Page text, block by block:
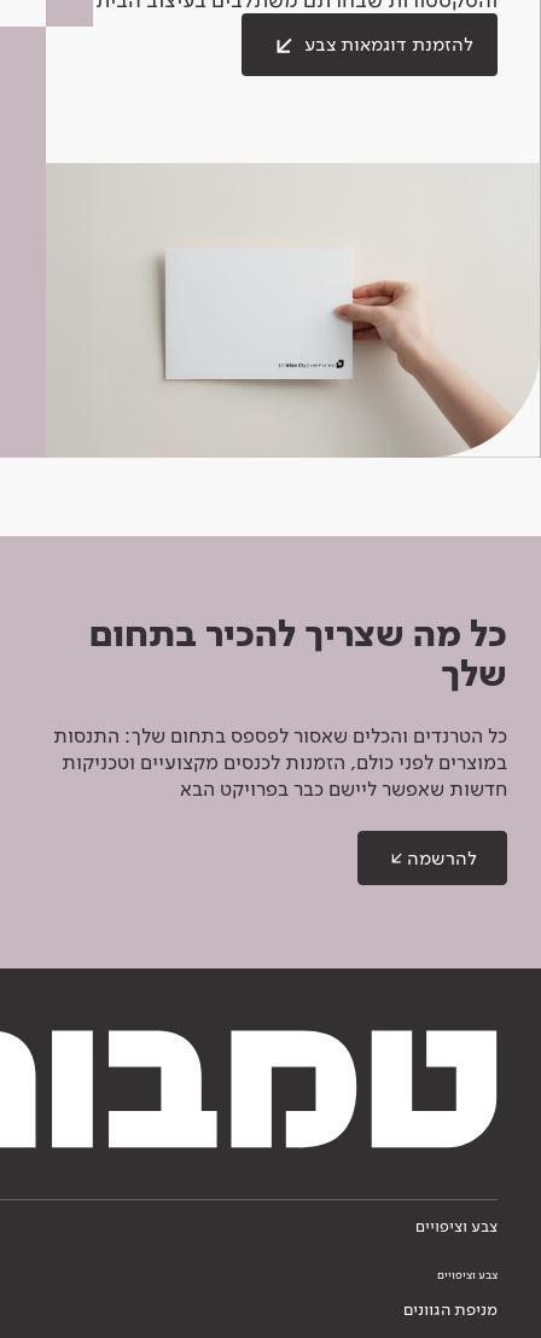
להזמנת דוגמאות צבע
כל מה שצריך להכיר בתחום
שלך
כל הטרנדים והכלים שאסור לפספס בתחום שלך: התנסות
במוצרים לפני כולם, הזמנות לכנסים מקצועיים וטכניקות
חדשות שאפשר ליישם כבר בפרויקט הבא
להרשמה
צבע וציפויים
צבע וציפויים
מניפת הגוונים